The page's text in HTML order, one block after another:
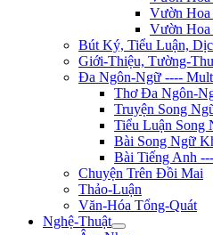
Vườn Hoa
Vườn Hoa
Bút Ký, Tiểu Luận,
Giới-Thiệu, Tường-
Đa Ngôn-Ngữ ----
Thơ Đa Ngôn-
Truyện Song
Tiểu Luận Song
Bài Song Ngữ
Bài Tiếng Anh
Chuyện Trên Đồi Mai
Thảo-Luận
Văn-Hóa Tổng-Quát
Nghệ-Thuật